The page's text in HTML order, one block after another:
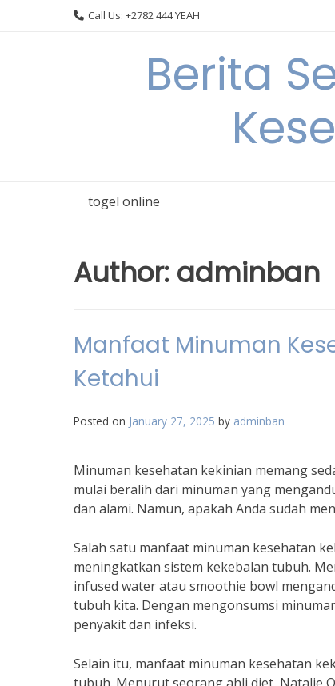
Call Us: +2782 444 YEAH
Berita
togel online
Author: adminban
Manfaat Minuman
Ketahui
Posted on January 27, 2025 by adminban
Minuman kesehatan kekinian memang
mulai beralih dari minuman yang
dan alami. Namun, apakah Anda sudah
Salah satu manfaat minuman kesehatan
meningkatkan sistem kekebalan tubuh.
infused water atau smoothie bowl
tubuh kita. Dengan mengonsumsi
penyakit dan infeksi.
Selain itu, manfaat minuman kesehatan